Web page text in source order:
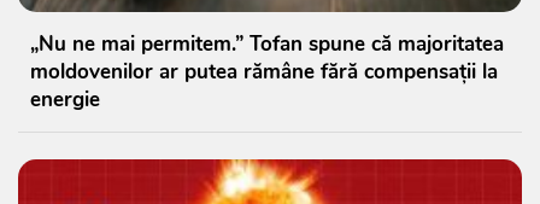
„Nu ne mai permitem.” Tofan spune că majoritatea
moldovenilor ar putea rămâne fără compensații la
energie